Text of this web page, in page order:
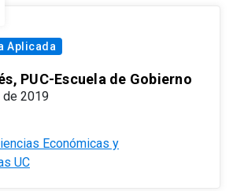
Aplicada
PUC-Escuela de Gobierno
2019
Económicas y
UC